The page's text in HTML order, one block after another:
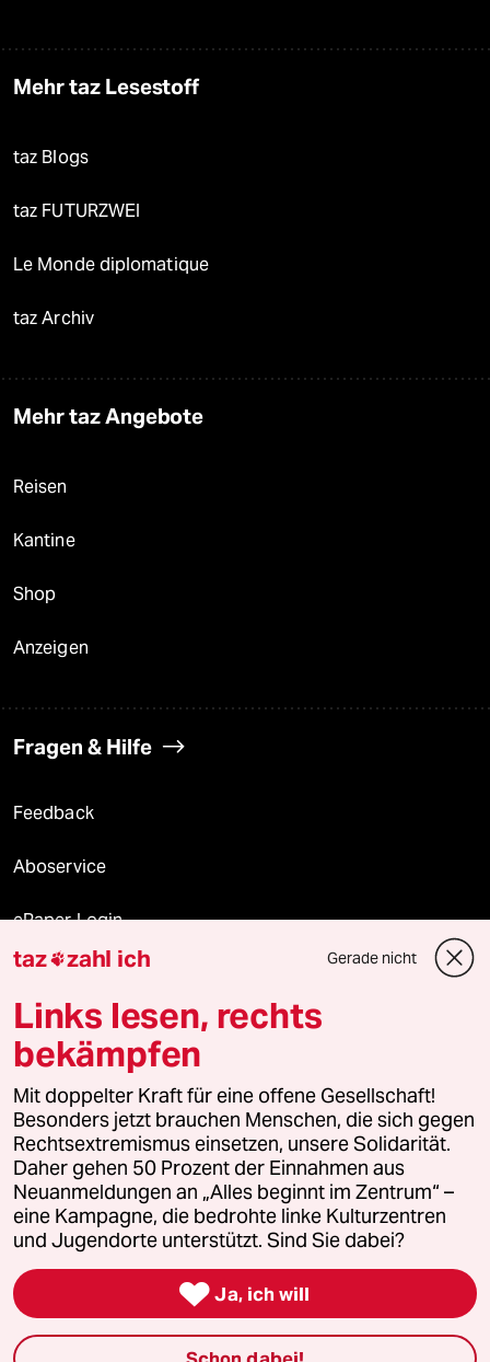
Mehr taz Lesestoff
taz Blogs
taz FUTURZWEI
Le Monde diplomatique
taz Archiv
Mehr taz Angebote
Reisen
Kantine
Shop
Anzeigen
Fragen & Hilfe
Feedback
Aboservice
ePaper Login
Downloads für Abonnierende
© 2026 taz Verlags und Vertriebs GmbH
Alle Rechte vorbehalten. Bei rechtlichen Fragen oder für Genehmigungen
wenden Sie sich bitte an
lizenzen@taz.de
Feedback Redaktionsstatut Kommune-Richtlinien
Leitlinie Informant Datenschutz Impressum AGB
Seitenwende Einwilligungen widerrufen (Ads)
taz zahl ich Gerade nicht
Links lesen, rechts
bekämpfen
Mit doppelter Kraft für eine offene Gesellschaft!
Besonders jetzt brauchen Menschen, die sich gegen
Rechtsextremismus einsetzen, unsere Solidarität.
Daher gehen 50 Prozent der Einnahmen aus
Neuanmeldungen an „Alles beginnt im Zentrum“ –
eine Kampagne, die bedrohte linke Kulturzentren
und Jugendorte unterstützt. Sind Sie dabei?
 Ja, ich will